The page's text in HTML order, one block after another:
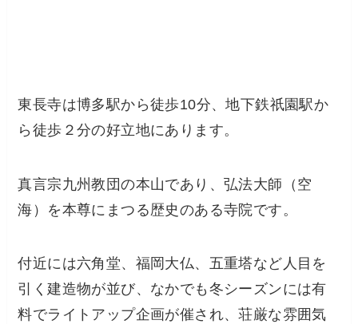
東長寺は博多駅から徒歩10分、地下鉄祇園駅か
ら徒歩２分の好立地にあります。
真言宗九州教団の本山であり、弘法大師（空
海）を本尊にまつる歴史のある寺院です。
付近には六角堂、福岡大仏、五重塔など人目を
引く建造物が並び、なかでも冬シーズンには有
料でライトアップ企画が催され、荘厳な雰囲気